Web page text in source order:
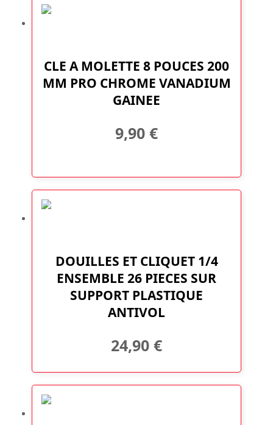
CLE A MOLETTE 8 POUCES 200
MM PRO CHROME VANADIUM
GAINEE
9,90 €
DOUILLES ET CLIQUET 1/4
ENSEMBLE 26 PIECES SUR
SUPPORT PLASTIQUE
ANTIVOL
24,90 €